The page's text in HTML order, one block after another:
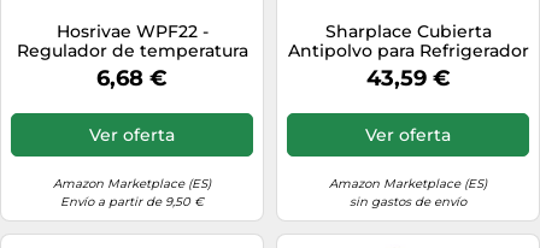
Hosrivae WPF22 -
Regulador de temperatura
para refrigerador,
congelador, enfriador de
bebidas, ajustable de -3 °C
a -20 °C, tubo de 90 cm,
para vitrinas
6,68 €
Ver oferta
Amazon Marketplace (ES)
Envío a partir de 9,50 €
Sharplace Cubierta
Antipolvo para Refrigerador
Protector Tapete
Alfombrilla Barro de
Diatomeas Que Mantiene
Seco Antideslizante y,
Perro Travieso, 65 90cm
43,59 €
Ver oferta
Amazon Marketplace (ES)
sin gastos de envío